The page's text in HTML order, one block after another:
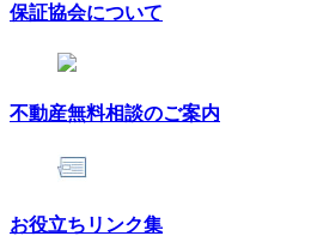
保証協会について
不動産無料相談のご案内
お役立ちリンク集